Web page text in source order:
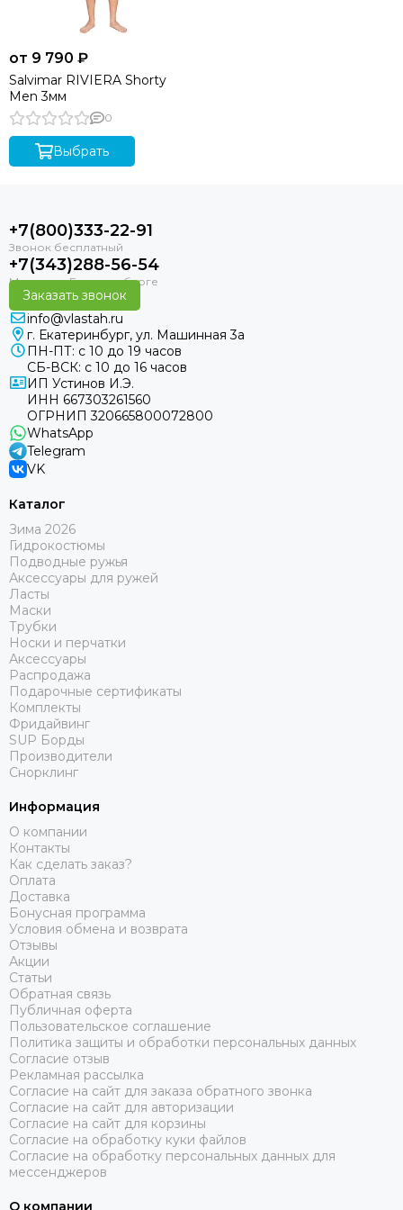
от 9 790 ₽
Salvimar RIVIERA Shorty
Men 3мм
0
Выбрать
+7(800)333-22-91
+7(343)288-56-54
Заказать звонок
info@vlastah.ru
г. Екатеринбург, ул. Машинная 3а
ПН-ПТ: с 10 до 19 часов
СБ-ВСК: с 10 до 16 часов
ИП Устинов И.Э.
ИНН 667303261560
ОГРНИП 320665800072800
WhatsApp
Telegram
VK
Каталог
Зима 2026
Гидрокостюмы
Подводные ружья
Аксессуары для ружей
Ласты
Маски
Трубки
Носки и перчатки
Аксессуары
Распродажа
Подарочные сертификаты
Комплекты
Фридайвинг
SUP Борды
Производители
Снорклинг
Информация
О компании
Контакты
Как сделать заказ?
Оплата
Доставка
Бонусная программа
Условия обмена и возврата
Отзывы
Акции
Статьи
Обратная связь
Публичная оферта
Пользовательское соглашение
Политика защиты и обработки персональных данных
Согласие отзыв
Рекламная рассылка
Согласие на сайт для заказа обратного звонка
Согласие на сайт для авторизации
Согласие на сайт для корзины
Согласие на обработку куки файлов
Согласие на обработку персональных данных для
мессенджеров
О компании